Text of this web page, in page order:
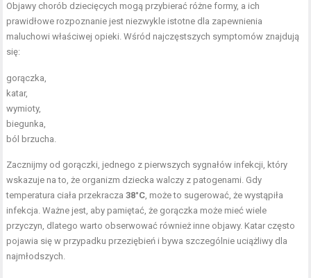
Objawy chorób dziecięcych mogą przybierać różne formy, a ich
prawidłowe rozpoznanie jest niezwykle istotne dla zapewnienia
maluchowi właściwej opieki. Wśród najczęstszych symptomów znajdują
się:
gorączka,
katar,
wymioty,
biegunka,
ból brzucha.
Zacznijmy od gorączki, jednego z pierwszych sygnałów infekcji, który
wskazuje na to, że organizm dziecka walczy z patogenami. Gdy
temperatura ciała przekracza38°C, może to sugerować, że wystąpiła
infekcja. Ważne jest, aby pamiętać, że gorączka może mieć wiele
przyczyn, dlatego warto obserwować również inne objawy. Katar często
pojawia się w przypadku przeziębień i bywa szczególnie uciążliwy dla
najmłodszych.